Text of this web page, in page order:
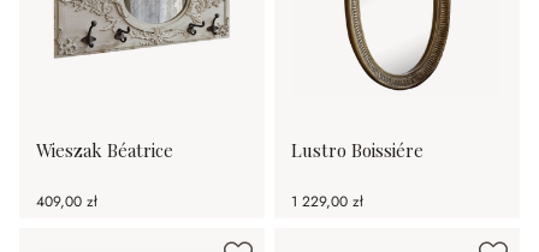
Wieszak Béatrice
409,00 zł
Lustro Boissiére
1 229,00 zł